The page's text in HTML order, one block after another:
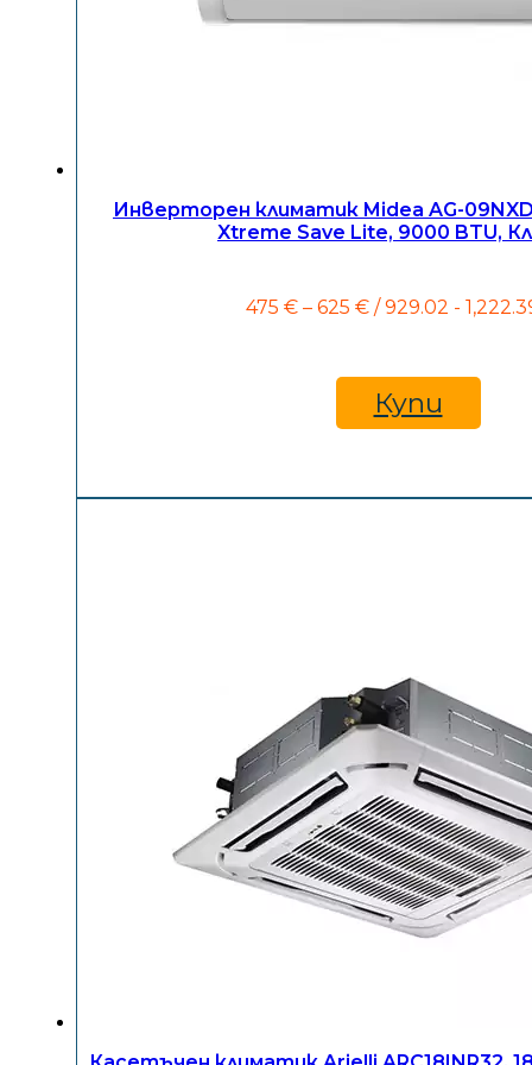
Инверторен климатик Midea AG-
Xtreme Save Lite, 9000 BTU,
475 € – 625 €Price
through
625 €
/ 929.02 -
Купи